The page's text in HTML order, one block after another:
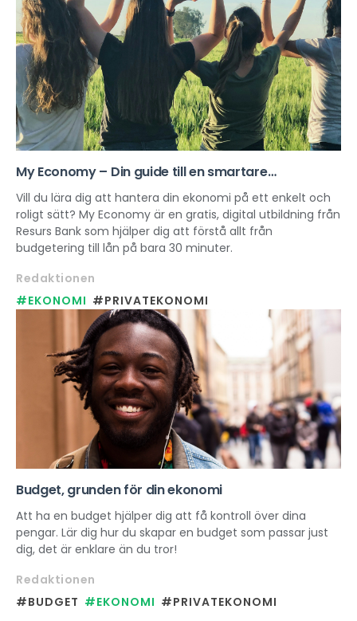
My Economy – Din guide till en smartare
vardagsekonomi
Vill du lära dig att hantera din ekonomi på ett enkelt och
roligt sätt? My Economy är en gratis, digital utbildning från
Resurs Bank som hjälper dig att förstå allt från
budgetering till lån på bara 30 minuter.
Redaktionen
#EKONOMI #PRIVATEKONOMI
Budget, grunden för din ekonomi
Att ha en budget hjälper dig att få kontroll över dina
pengar. Lär dig hur du skapar en budget som passar just
dig, det är enklare än du tror!
Redaktionen
#BUDGET #EKONOMI #PRIVATEKONOMI